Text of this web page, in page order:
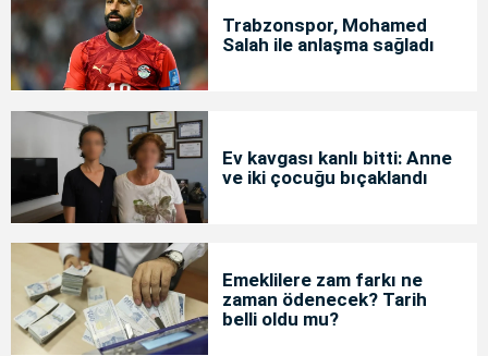
Trabzonspor, Mohamed
Salah ile anlaşma sağladı
Ev kavgası kanlı bitti: Anne
ve iki çocuğu bıçaklandı
Emeklilere zam farkı ne
zaman ödenecek? Tarih
belli oldu mu?